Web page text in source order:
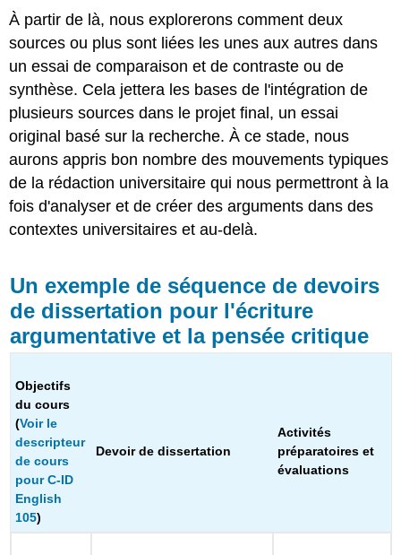
À partir de là, nous explorerons comment deux
sources ou plus sont liées les unes aux autres dans
un essai de comparaison et de contraste ou de
synthèse. Cela jettera les bases de l'intégration de
plusieurs sources dans le projet final, un essai
original basé sur la recherche. À ce stade, nous
aurons appris bon nombre des mouvements typiques
de la rédaction universitaire qui nous permettront à la
fois d'analyser et de créer des arguments dans des
contextes universitaires et au-delà.
Un exemple de séquence de devoirs
de dissertation pour l'écriture
argumentative et la pensée critique
Objectifs
du cours
(Voir le
descripteur
de cours
pour C-ID
English
105)
Devoir de dissertation
Activités
préparatoires et
évaluations